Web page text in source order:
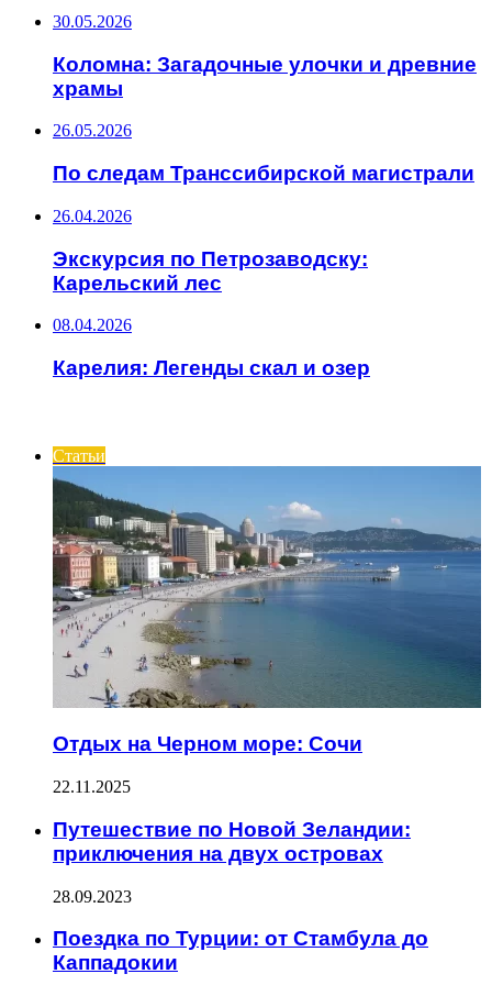
30.05.2026
Коломна: Загадочные улочки и древние
храмы
26.05.2026
По следам Транссибирской магистрали
26.04.2026
Экскурсия по Петрозаводску:
Карельский лес
08.04.2026
Карелия: Легенды скал и озер
Статьи
Отдых на Черном море: Сочи
22.11.2025
Путешествие по Новой Зеландии:
приключения на двух островах
28.09.2023
Поездка по Турции: от Стамбула до
Каппадокии